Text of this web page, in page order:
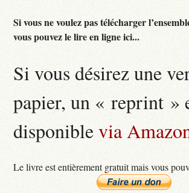
Si vous ne voulez pas télécharger
vous pouvez le lire en ligne ici...
Si vous désirez une
papier, un « reprint »
disponiblevia
Le livre est entièrement gratuit mais vous